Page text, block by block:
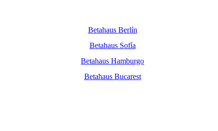
Betahaus Berlín
Betahaus Sofía
Betahaus Hamburgo
Betahaus Bucarest